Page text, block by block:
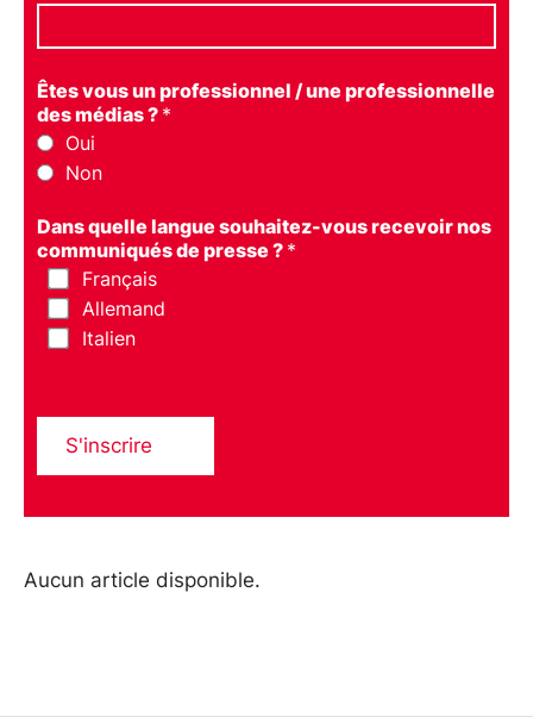
Êtes vous un professionnel / une professionnelle
des médias ? *
Oui
Non
Dans quelle langue souhaitez-vous recevoir nos
communiqués de presse ? *
Français
Allemand
Italien
S'inscrire
Aucun article disponible.